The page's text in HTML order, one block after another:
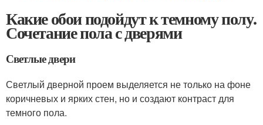
Какие обои подойдут к темному полу.
Сочетание пола с дверями
Светлые двери
Светлый дверной проем выделяется не только на фоне
коричневых и ярких стен, но и создают контраст для
темного пола.